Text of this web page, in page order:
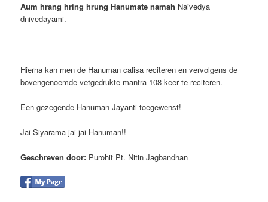
Aum hrang hring hrung Hanumate namah Naivedya
dnivedayami.
Hierna kan men de Hanuman calisa reciteren en vervolgens de
bovengenoemde vetgedrukte mantra 108 keer te reciteren.
Een gezegende Hanuman Jayanti toegewenst!
Jai Siyarama jai jai Hanuman!!
Geschreven door: Purohit Pt. Nitin Jagbandhan